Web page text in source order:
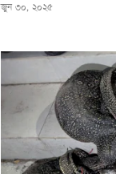
জুন ৩০, ২০২৫